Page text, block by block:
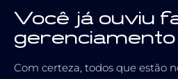
Você já ouviu
Com certeza, todos que estão